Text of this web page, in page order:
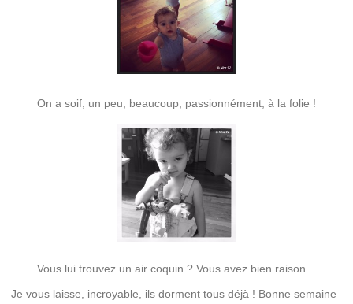
On a soif, un peu, beaucoup, passionnément, à la folie !
Vous lui trouvez un air coquin ? Vous avez bien raison…
Je vous laisse, incroyable, ils dorment tous déjà ! Bonne semaine